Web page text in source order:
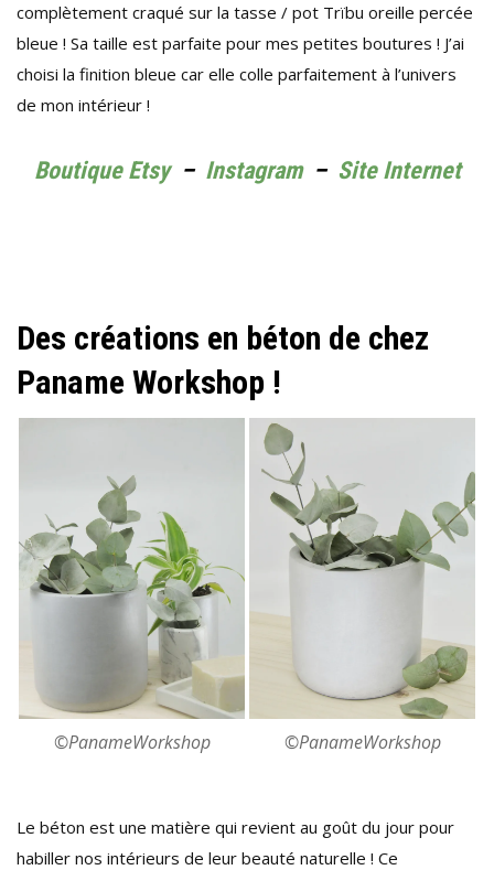
complètement craqué sur la tasse / pot Trïbu oreille percée
bleue ! Sa taille est parfaite pour mes petites boutures ! J’ai
choisi la finition bleue car elle colle parfaitement à l’univers
de mon intérieur !
Boutique Etsy– Instagram– Site Internet
Des créations en béton de chez
Paname Workshop !
©PanameWorkshop ©PanameWorkshop
Le béton est une matière qui revient au goût du jour pour
habiller nos intérieurs de leur beauté naturelle ! Ce